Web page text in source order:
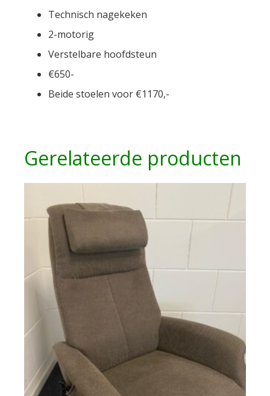
Technisch nagekeken
2-motorig
Verstelbare hoofdsteun
€650-
Beide stoelen voor €1170,-
Gerelateerde producten